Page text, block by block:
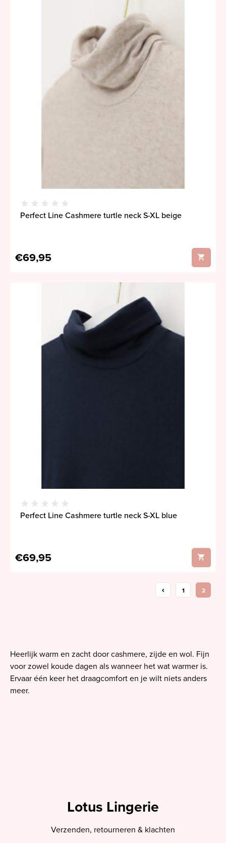
Perfect Line Cashmere turtle neck S-XL beige
€69,95
Perfect Line Cashmere turtle neck S-XL blue
€69,95
1 2
Heerlijk warm en zacht door cashmere, zijde en wol. Fijn
voor zowel koude dagen als wanneer het wat warmer is.
Ervaar één keer het draagcomfort en je wilt niets anders
meer.
Lotus Lingerie
Verzenden, retourneren & klachten